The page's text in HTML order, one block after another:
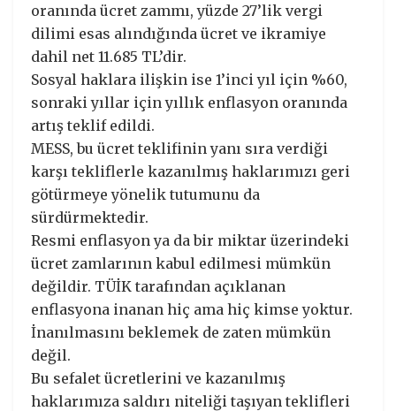
oranında ücret zammı, yüzde 27’lik vergi
dilimi esas alındığında ücret ve ikramiye
dahil net 11.685 TL’dir.
Sosyal haklara ilişkin ise 1’inci yıl için %60,
sonraki yıllar için yıllık enflasyon oranında
artış teklif edildi.
MESS, bu ücret teklifinin yanı sıra verdiği
karşı tekliflerle kazanılmış haklarımızı geri
götürmeye yönelik tutumunu da
sürdürmektedir.
Resmi enflasyon ya da bir miktar üzerindeki
ücret zamlarının kabul edilmesi mümkün
değildir. TÜİK tarafından açıklanan
enflasyona inanan hiç ama hiç kimse yoktur.
İnanılmasını beklemek de zaten mümkün
değil.
Bu sefalet ücretlerini ve kazanılmış
haklarımıza saldırı niteliği taşıyan teklifleri